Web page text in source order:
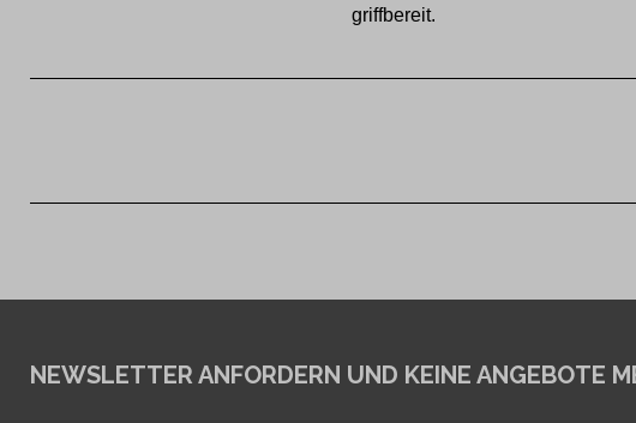
griffbereit.
NEWSLETTER ANFORDERN UND KEINE ANGEBOTE